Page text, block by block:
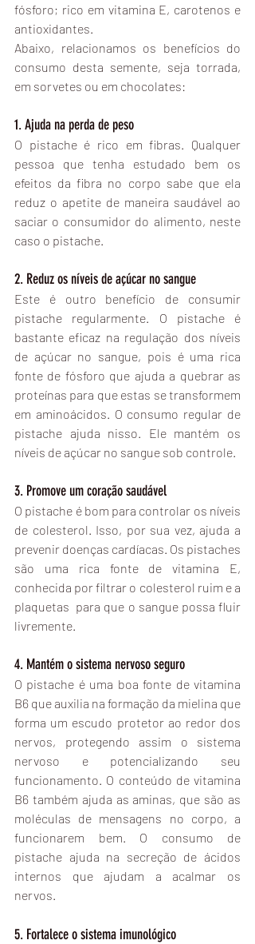
fósforo; rico em vitamina E, carotenos e
antioxidantes.
Abaixo, relacionamos os benefícios do
consumo desta semente, seja torrada,
em sorvetes ou em chocolates:
1. Ajuda na perda de peso
O pistache é rico em fibras. Qualquer
pessoa que tenha estudado bem os
efeitos da fibra no corpo sabe que ela
reduz o apetite de maneira saudável ao
saciar o consumidor do alimento, neste
caso o pistache.
2. Reduz os níveis de açúcar no sangue
Este é outro benefício de consumir
pistache regularmente. O pistache é
bastante eficaz na regulação dos níveis
de açúcar no sangue, pois é uma rica
fonte de fósforo que ajuda a quebrar as
proteínas para que estas se transformem
em aminoácidos. O consumo regular de
pistache ajuda nisso. Ele mantém os
níveis de açúcar no sangue sob controle.
3. Promove um coração saudável
O pistache é bom para controlar os níveis
de colesterol. Isso, por sua vez, ajuda a
prevenir doenças cardíacas. Os pistaches
são uma rica fonte de vitamina E,
conhecida por filtrar o colesterol ruim e a
plaquetas  para que o sangue possa fluir
livremente.
4. Mantém o sistema nervoso seguro
O pistache é uma boa fonte de vitamina
B6 que auxilia na formação da mielina que
forma um escudo protetor ao redor dos
nervos, protegendo assim o sistema
nervoso e potencializando seu
funcionamento. O conteúdo de vitamina
B6 também ajuda as aminas, que são as
moléculas de mensagens no corpo, a
funcionarem bem. O consumo de
pistache ajuda na secreção de ácidos
internos que ajudam a acalmar os
nervos.
5. Fortalece o sistema imunológico